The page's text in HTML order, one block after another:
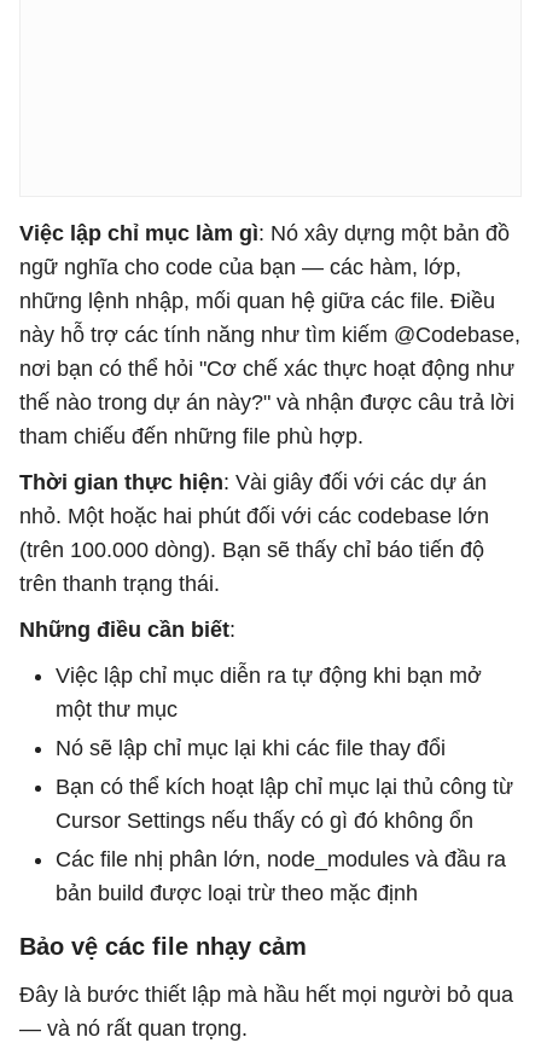
Việc lập chỉ mục làm gì: Nó xây dựng một bản đồ
ngữ nghĩa cho code của bạn — các hàm, lớp,
những lệnh nhập, mối quan hệ giữa các file. Điều
này hỗ trợ các tính năng như tìm kiếm @Codebase,
nơi bạn có thể hỏi "Cơ chế xác thực hoạt động như
thế nào trong dự án này?" và nhận được câu trả lời
tham chiếu đến những file phù hợp.
Thời gian thực hiện: Vài giây đối với các dự án
nhỏ. Một hoặc hai phút đối với các codebase lớn
(trên 100.000 dòng). Bạn sẽ thấy chỉ báo tiến độ
trên thanh trạng thái.
Những điều cần biết:
Việc lập chỉ mục diễn ra tự động khi bạn mở
một thư mục
Nó sẽ lập chỉ mục lại khi các file thay đổi
Bạn có thể kích hoạt lập chỉ mục lại thủ công từ
Cursor Settings nếu thấy có gì đó không ổn
Các file nhị phân lớn, node_modules và đầu ra
bản build được loại trừ theo mặc định
Bảo vệ các file nhạy cảm
Đây là bước thiết lập mà hầu hết mọi người bỏ qua
— và nó rất quan trọng.